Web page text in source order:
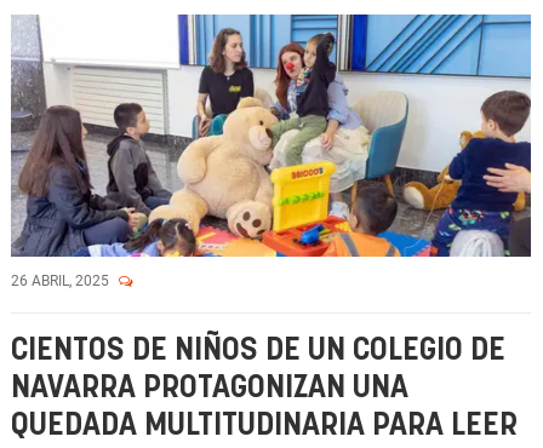
26 ABRIL, 2025
CIENTOS DE NIÑOS DE UN COLEGIO DE
NAVARRA PROTAGONIZAN UNA
QUEDADA MULTITUDINARIA PARA LEER